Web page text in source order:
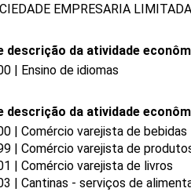
EMPRESARIA LIMITADA
descrição da atividade
| Ensino de idiomas
descrição da atividade
| Comércio varejista de bebidas
| Comércio varejista de
| Comércio varejista de livros
| Cantinas - serviços de